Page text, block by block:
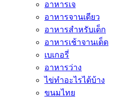
อาหารเจ
อาหารจานเดียว
อาหารสำหรับเด็ก
อาหารเช้าจานเด็ด
เบเกอรี่
อาหารว่าง
ไข่ทำอะไรได้บ้าง
ขนมไทย